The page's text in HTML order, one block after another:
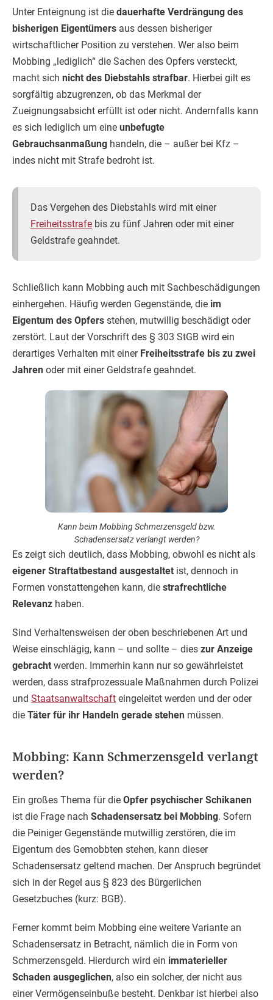
Unter Enteignung ist die dauerhafte Verdrängung des
bisherigen Eigentümers aus dessen bisheriger
wirtschaftlicher Position zu verstehen. Wer also beim
Mobbing „lediglich“ die Sachen des Opfers versteckt,
macht sich nicht des Diebstahls strafbar. Hierbei gilt es
sorgfältig abzugrenzen, ob das Merkmal der
Zueignungsabsicht erfüllt ist oder nicht. Andernfalls kann
es sich lediglich um eine unbefugte
Gebrauchsanmaßung handeln, die – außer bei Kfz –
indes nicht mit Strafe bedroht ist.
Das Vergehen des Diebstahls wird mit einer
Freiheitsstrafe bis zu fünf Jahren oder mit einer
Geldstrafe geahndet.
Schließlich kann Mobbing auch mit Sachbeschädigungen
einhergehen. Häufig werden Gegenstände, die im
Eigentum des Opfers stehen, mutwillig beschädigt oder
zerstört. Laut der Vorschrift des § 303 StGB wird ein
derartiges Verhalten mit einer Freiheitsstrafe bis zu zwei
Jahren oder mit einer Geldstrafe geahndet.
Kann beim Mobbing Schmerzensgeld bzw.
Schadensersatz verlangt werden?
Es zeigt sich deutlich, dass Mobbing, obwohl es nicht als
eigener Straftatbestand ausgestaltet ist, dennoch in
Formen vonstattengehen kann, die strafrechtliche
Relevanz haben.
Sind Verhaltensweisen der oben beschriebenen Art und
Weise einschlägig, kann – und sollte – dies zur Anzeige
gebracht werden. Immerhin kann nur so gewährleistet
werden, dass strafprozessuale Maßnahmen durch Polizei
und Staatsanwaltschaft eingeleitet werden und der oder
die Täter für ihr Handeln gerade stehen müssen.
Mobbing: Kann Schmerzensgeld verlangt
werden?
Ein großes Thema für die Opfer psychischer Schikanen
ist die Frage nach Schadensersatz bei Mobbing. Sofern
die Peiniger Gegenstände mutwillig zerstören, die im
Eigentum des Gemobbten stehen, kann dieser
Schadensersatz geltend machen. Der Anspruch begründet
sich in der Regel aus § 823 des Bürgerlichen
Gesetzbuches (kurz: BGB).
Ferner kommt beim Mobbing eine weitere Variante an
Schadensersatz in Betracht, nämlich die in Form von
Schmerzensgeld. Hierdurch wird ein immaterieller
Schaden ausgeglichen, also ein solcher, der nicht aus
einer Vermögenseinbuße besteht. Denkbar ist hierbei also